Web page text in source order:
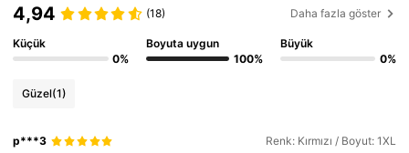
4,94 (18) Daha fazla göster
Küçük
0%
Boyuta uygun
100%
Büyük
0%
Güzel(1)
p***3 Renk: Kırmızı / Boyut: 1XL